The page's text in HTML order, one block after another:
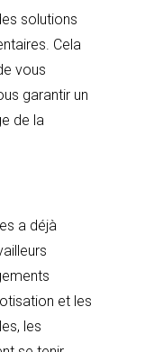
solutions
Cela
vous
garantir un
de la
a déjà
et les
les